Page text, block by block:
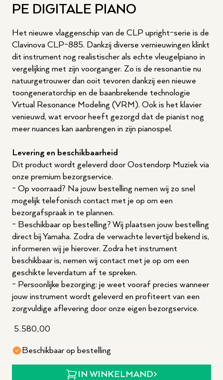
PE DIGITALE PIANO
Het nieuwe vlaggenschip van de CLP upright-serie is de
Clavinova CLP-885. Dankzij diverse vernieuwingen klinkt
dit instrument nog realistischer als echte vleugelpiano in
vergelijking met zijn voorganger. Zo is de resonantie nu
natuurgetrouwer dan ooit tevoren dankzij een nieuwe
toongeneratorchip en de baanbrekende technologie
Virtual Resonance Modeling (VRM). Ook is het klavier
venieuwd, wat ervoor heeft gezorgd dat de pianist nog
meer nuances kan aanbrengen in zijn pianospel.
Levering en beschikbaarheid
Dit product wordt geleverd door Oostendorp Muziek via
onze premium bezorgservice.
- Op voorraad? Na jouw bestelling nemen wij zo snel
mogelijk telefonisch contact met je op om een
bezorgafspraak in te plannen.
- Beschikbaar op bestelling? Wij plaatsen jouw bestelling
direct bij Yamaha. Zodra de verwachte levertijd bekend is,
informeren wij je hierover. Zodra het instrument
beschikbaar is, nemen wij contact met je op om een
geschikte leverdatum af te spreken.
- Persoonlijke bezorging: je weet vooraf precies wanneer
jouw instrument wordt geleverd en profiteert van een
zorgvuldige aflevering door onze eigen bezorgservice.
5.580,00
Beschikbaar op bestelling
IN WINKELMAND